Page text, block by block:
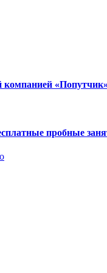
компанией «Попутчик»
пробные